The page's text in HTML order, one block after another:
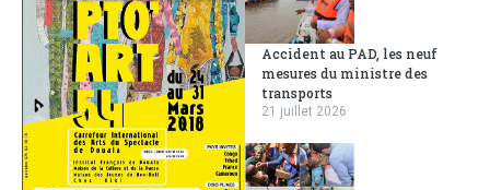
Accident au PAD, les neuf
mesures du ministre des
transports
21 juillet 2026